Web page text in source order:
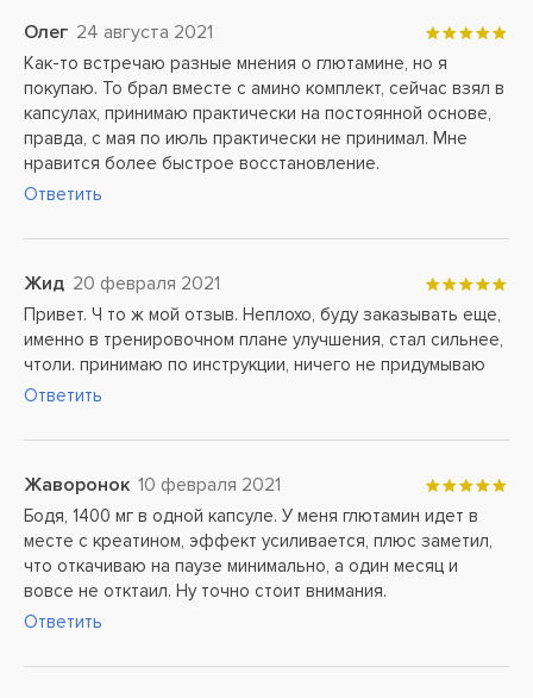
Олег 24 августа 2021
Как-то встречаю разные мнения о глютамине, но я
покупаю. То брал вместе с амино комплект, сейчас взял в
капсулах, принимаю практически на постоянной основе,
правда, с мая по июль практически не принимал. Мне
нравится более быстрое восстановление.
Ответить
Жид 20 февраля 2021
Привет. Ч то ж мой отзыв. Неплохо, буду заказывать еще,
именно в тренировочном плане улучшения, стал сильнее,
чтоли. принимаю по инструкции, ничего не придумываю
Ответить
Жаворонок 10 февраля 2021
Бодя, 1400 мг в одной капсуле. У меня глютамин идет в
месте с креатином, эффект усиливается, плюс заметил,
что откачиваю на паузе минимально, а один месяц и
вовсе не отктаил. Ну точно стоит внимания.
Ответить